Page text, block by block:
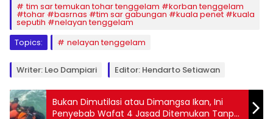
tim sar temukan tohar tenggelam #korban tenggelam
#tohar #basrnas #tim sar gabungan #kuala penet #kuala
seputih #nelayan tenggelam
Topics:
nelayan tenggelam
Writer: Leo Dampiari Editor: Hendarto Setiawan
Bukan Dimutilasi atau Dimangsa Ikan, Ini
Penyebab Wafat 4 Jasad Ditemukan Tanpa